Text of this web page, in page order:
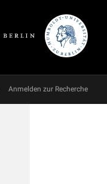
Anmelden zur Recherche